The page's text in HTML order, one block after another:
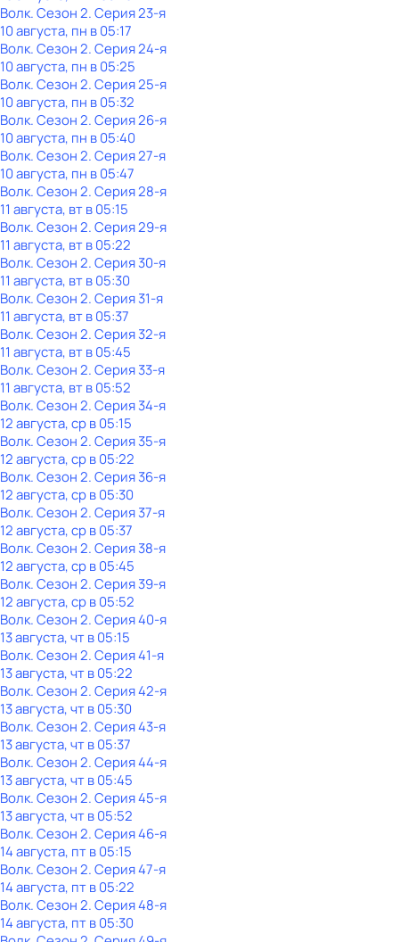
Волк. Сезон 2. Серия 23-я
10 августа, пн в 05:17
Волк. Сезон 2. Серия 24-я
10 августа, пн в 05:25
Волк. Сезон 2. Серия 25-я
10 августа, пн в 05:32
Волк. Сезон 2. Серия 26-я
10 августа, пн в 05:40
Волк. Сезон 2. Серия 27-я
10 августа, пн в 05:47
Волк. Сезон 2. Серия 28-я
11 августа, вт в 05:15
Волк. Сезон 2. Серия 29-я
11 августа, вт в 05:22
Волк. Сезон 2. Серия 30-я
11 августа, вт в 05:30
Волк. Сезон 2. Серия 31-я
11 августа, вт в 05:37
Волк. Сезон 2. Серия 32-я
11 августа, вт в 05:45
Волк. Сезон 2. Серия 33-я
11 августа, вт в 05:52
Волк. Сезон 2. Серия 34-я
12 августа, ср в 05:15
Волк. Сезон 2. Серия 35-я
12 августа, ср в 05:22
Волк. Сезон 2. Серия 36-я
12 августа, ср в 05:30
Волк. Сезон 2. Серия 37-я
12 августа, ср в 05:37
Волк. Сезон 2. Серия 38-я
12 августа, ср в 05:45
Волк. Сезон 2. Серия 39-я
12 августа, ср в 05:52
Волк. Сезон 2. Серия 40-я
13 августа, чт в 05:15
Волк. Сезон 2. Серия 41-я
13 августа, чт в 05:22
Волк. Сезон 2. Серия 42-я
13 августа, чт в 05:30
Волк. Сезон 2. Серия 43-я
13 августа, чт в 05:37
Волк. Сезон 2. Серия 44-я
13 августа, чт в 05:45
Волк. Сезон 2. Серия 45-я
13 августа, чт в 05:52
Волк. Сезон 2. Серия 46-я
14 августа, пт в 05:15
Волк. Сезон 2. Серия 47-я
14 августа, пт в 05:22
Волк. Сезон 2. Серия 48-я
14 августа, пт в 05:30